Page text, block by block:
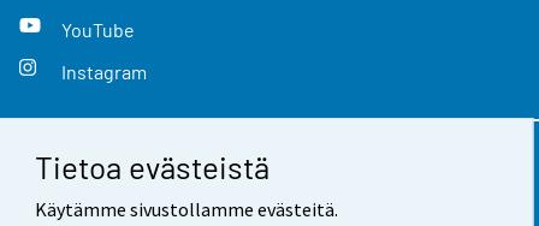
Tietoa evästeistä
Käytämme sivustollamme evästeitä.
YouTube
Instagram
Yhteystiedot